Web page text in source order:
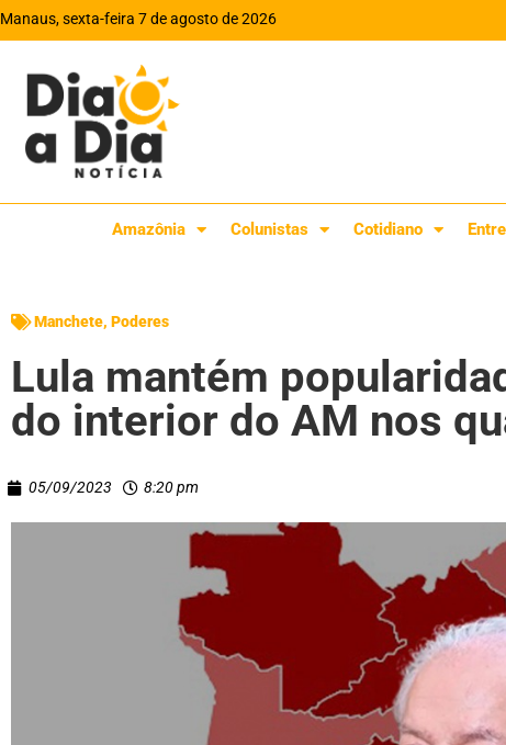
Manaus, sexta-feira 7 de agosto de 2026
Amazônia Colunistas Cotidiano
Manchete, Poderes
Lula mantém
do interior do AM nos
05/09/2023 8:20 pm